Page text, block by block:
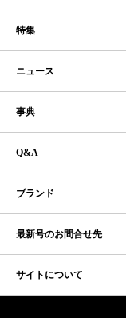
特集
ニュース
事典
Q&A
ブランド
最新号のお問合せ先
サイトについて